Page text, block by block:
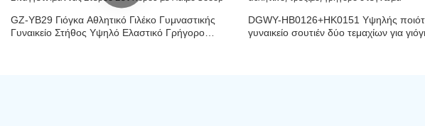
GZ-YB29 Γιόγκα Αθλητικό Γιλέκο Γυμναστικής
Γυναικείο Στήθος Υψηλό Ελαστικό Γρήγορο
DGWY-HB0126+HK0151 Υψηλής
γυναικείο σουτιέν δύο τεμαχίων για